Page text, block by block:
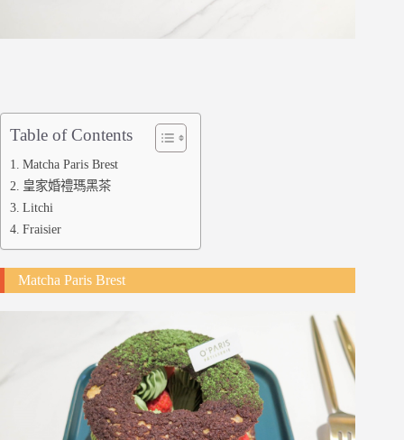
Table of Contents
Matcha Paris Brest
皇家婚禮瑪黑茶
Litchi
Fraisier
Matcha Paris Brest